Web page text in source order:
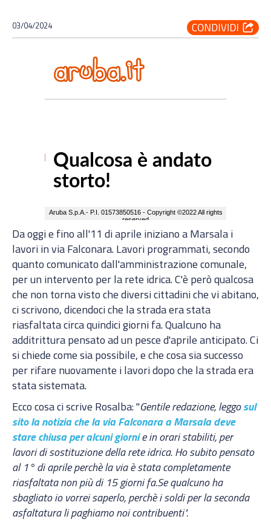
03/04/2024
Da oggi e fino all'11 di aprile iniziano a Marsala i
lavori in via Falconara. Lavori programmati, secondo
quanto comunicato dall'amministrazione comunale,
per un intervento per la rete idrica. C'è però qualcosa
che non torna visto che diversi cittadini che vi abitano,
ci scrivono, dicendoci che la strada era stata
riasfaltata circa quindici giorni fa. Qualcuno ha
additrittura pensato ad un pesce d'aprile anticipato. Ci
si chiede come sia possibile, e che cosa sia successo
per rifare nuovamente i lavori dopo che la strada era
stata sistemata.
Ecco cosa ci scrive Rosalba: "Gentile redazione, leggosul
sito la notizia che la via Falconara a Marsala deve
stare chiusa per alcuni giornie in orari stabiliti, per
lavori di sostituzione della rete idrica. Ho subito pensato
al 1° di aprile perchè la via è stata completamente
riasfaltata non più di 15 giorni fa.Se qualcuno ha
sbagliato io vorrei saperlo, perchè i soldi per la seconda
asfaltatura li paghiamo noi contribuenti".